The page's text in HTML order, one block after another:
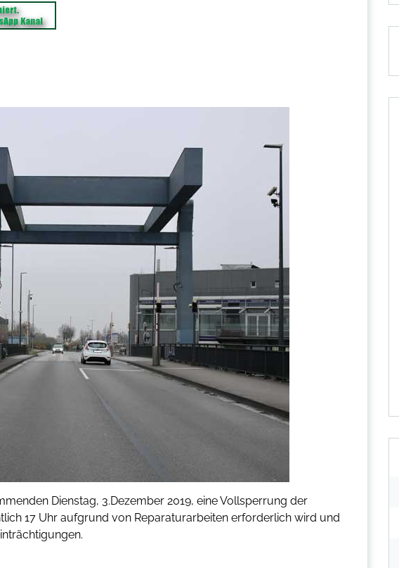
Dienstag, 3.Dezember 2019, eine Vollsperrung der
17 Uhr aufgrund von Reparaturarbeiten erforderlich wird und